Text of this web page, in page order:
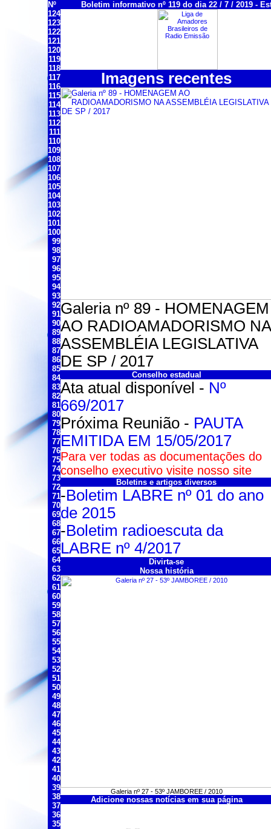
Nº
Boletim informativo nº 119 do dia 22 / 7 / 2019 -
124
123
122
121
120
119
118
117
116
115
114
113
112
111
110
109
108
107
106
105
104
103
102
101
100
99
98
97
96
95
94
93
92
91
90
89
88
87
86
85
84
83
82
81
80
79
78
77
76
75
74
73
72
71
70
69
68
67
66
65
64
63
62
61
60
59
58
57
56
55
54
53
52
51
50
49
48
47
46
45
44
43
42
41
40
39
38
37
36
35
Imagens recentes
Galeria nº 89 - HOMENAGEM
AO RADIOAMADORISMO NA
ASSEMBLÉIA LEGISLATIVA
DE SP / 2017
Conselho estadual
Ata atual disponível - Nº
669/2017
Próxima Reunião - PAUTA
EMITIDA EM 15/05/2017
Para ver todas as documentações do
conselho executivo visite nosso site
Boletins e artigos diversos
-Boletim LABRE nº 01 do ano
de 2015
-Boletim radioescuta da
LABRE nº 4/2017
Divirta-se
Nossa história
Galeria nº 27 - 53º JAMBOREE / 2010
Adicione nossas notícias em sua página